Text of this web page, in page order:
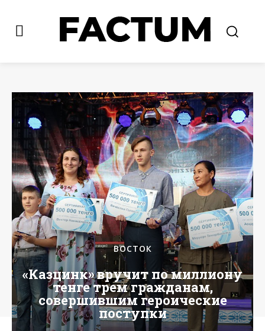
ВОСТОК
«Казцинк» вручит по миллиону
тенге трем гражданам,
совершившим героические
поступки